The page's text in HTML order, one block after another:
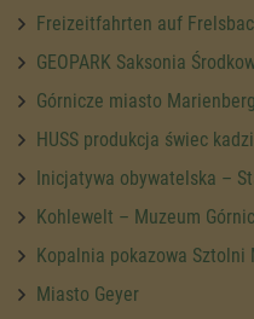
Freizeitfahrten auf
GEOPARK Saksonia
Górnicze miasto Marienberg
HUSS produkcja świec
Inicjatywa obywatelska –
Kohlewelt – Muzeum
Kopalnia pokazowa Sztolni
Miasto Geyer